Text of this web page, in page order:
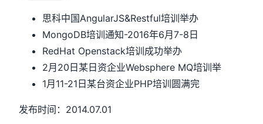
思科中国AngularJS&Restful培训举办
MongoDB培训通知-2016年6月7-8日
RedHat Openstack培训成功举办
2月20日某日资企业Websphere MQ培训举
1月11-21日某台资企业PHP培训圆满完
发布时间：2014.07.01